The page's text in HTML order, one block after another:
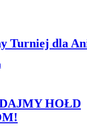
Turniej dla
HOŁD